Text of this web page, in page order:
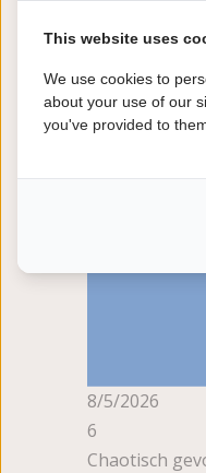
8/5/2026
6
Chaotisch
This website uses
We use cookies to
about your use of our
you've provided to